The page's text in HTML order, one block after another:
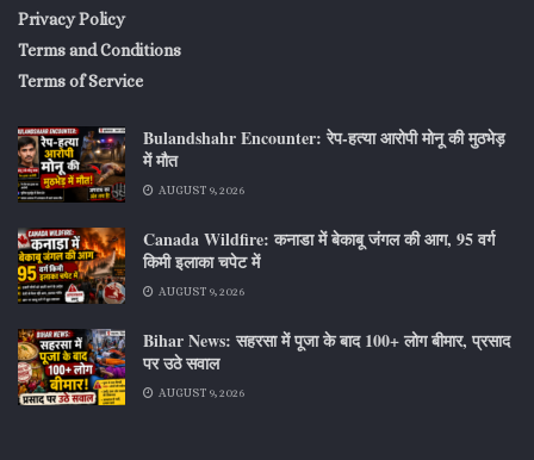
Privacy Policy
Terms and Conditions
Terms of Service
Bulandshahr Encounter: रेप-हत्या आरोपी मोनू की मुठभेड़
में मौत
AUGUST 9, 2026
Canada Wildfire: कनाडा में बेकाबू जंगल की आग, 95 वर्ग
किमी इलाका चपेट में
AUGUST 9, 2026
Bihar News: सहरसा में पूजा के बाद 100+ लोग बीमार, प्रसाद
पर उठे सवाल
AUGUST 9, 2026